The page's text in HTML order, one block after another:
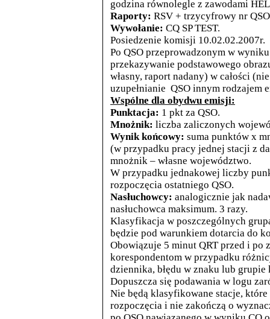
godzina równolegle z zawodami
Raporty: RSV + trzycyfrowy nr
Wywołanie: CQ SP TEST.
Posiedzenie komisji 10.02.02.2007r.
Po QSO przeprowadzonym w
przekazywanie podstawowego
własny, raport nadany) w całości
uzupełnianie QSO innym rodzajem
Wspólne dla obydwu emisji:
Punktacja: 1 pkt za QSO.
Mnożnik: liczba zaliczonych
Wynik końcowy: suma punktów x
(w przypadku pracy jednej stacji z
mnożnik – własne województwo.
W przypadku jednakowej liczby
rozpoczęcia ostatniego QSO.
Nasłuchowcy: analogicznie jak
nasłuchowca maksimum. 3 razy.
Klasyfikacja w poszczególnych
będzie pod warunkiem dotarcia do
Obowiązuje 5 minut QRT przed i po
korespondentom w przypadku
dziennika, błędu w znaku lub
Dopuszcza się podawania w logu
Nie będą klasyfikowane stacje,
rozpoczęcia i nie zakończą o